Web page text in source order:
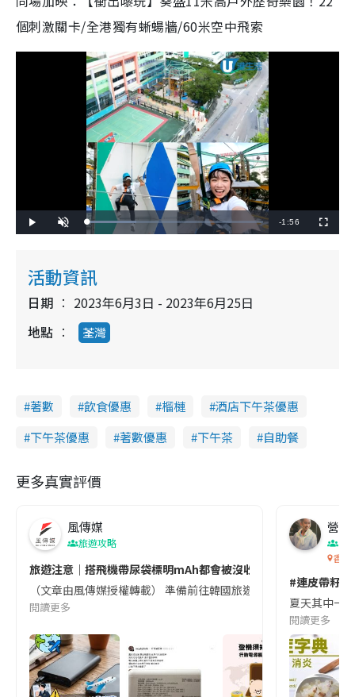
個刺激關卡/全港獨有蜥蝪牆/60米空中飛索
l
n
L
o
9
R
g
T
-1:56
u
活動資訊
日期
2023年6月3日 - 2023年6月25日
地點
荃灣
著數 飲食優惠 榴槤
酒店下午茶優惠
下午茶優惠
著數優惠 下午茶 自助餐
更多真實評價
風傳媒
旅遊攻略
旅遊注意｜搭飛機帶尿袋標明mAh都會被沒收😱出發前切記檢查
（文章由風傳媒授權轉載） 準備前往韓國旅遊的民眾，近期要
閱讀更多
營養
香港
#連皮帶籽
夏天其中一
閱讀更多